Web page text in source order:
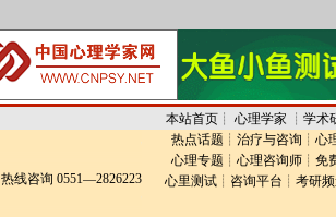
本站首页┊ 心理学家 ┊ 学术
热线咨询 0551—2826223
热点话题 ┊ 治疗与咨询 ┊ 心
心理专题 ┊ 心理咨询师 ┊ 免
心里测试 ┊ 咨询平台 ┊ 考研